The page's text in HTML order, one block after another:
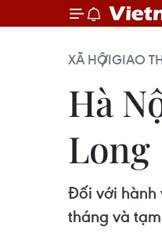
XÃ HỘIGIAO
Hà
Long
Đối với hành
tháng và